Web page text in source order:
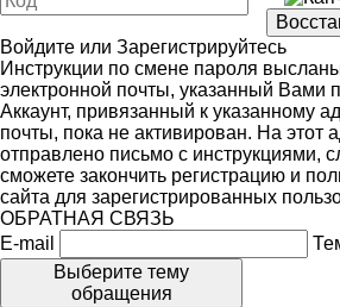
Войдите или Зарегистрируйтесь
Инструкции по смене пароля
электронной почты, указанный Вами
Аккаунт, привязанный к указанному
почты, пока не активирован. На этот
отправлено письмо с инструкциями,
сможете закончить регистрацию и
сайта для зарегистрированных
ОБРАТНАЯ СВЯЗЬ
E-mail
Выберите тему
обращения